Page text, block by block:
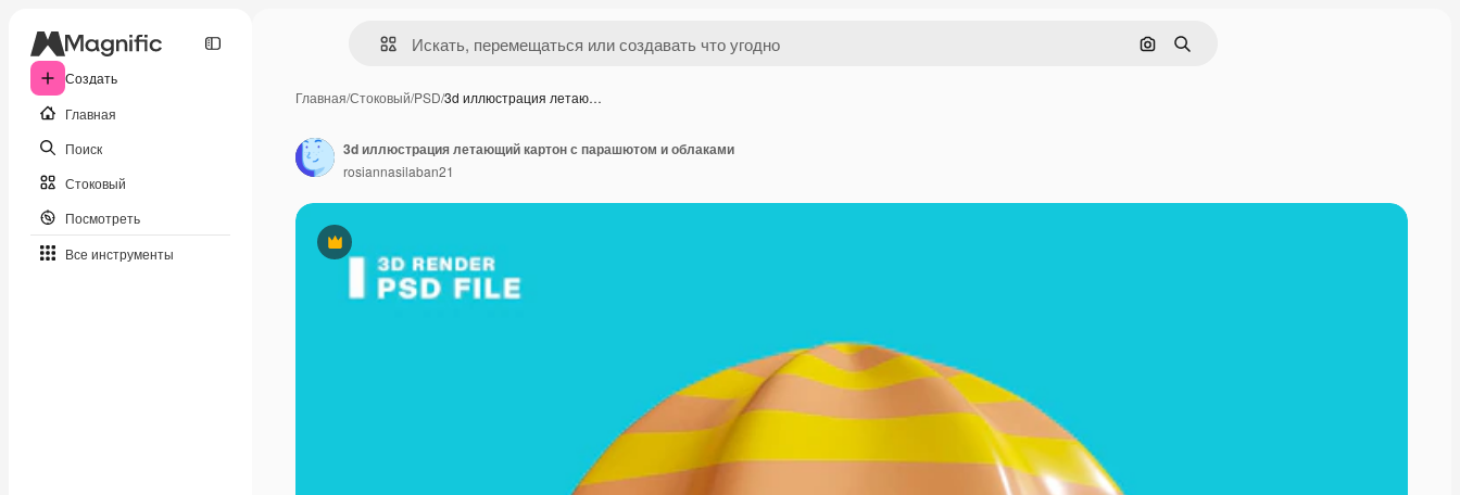
Создать
Главная
Поиск
Стоковый
Посмотреть
Все инструменты
Поиск по изображению
Поиск
Главная/Стоковый/PSD/3d иллюстрация летаю…
Премиум
3d иллюстрация летающий картон с парашютом и облаками
rosiannasilaban21